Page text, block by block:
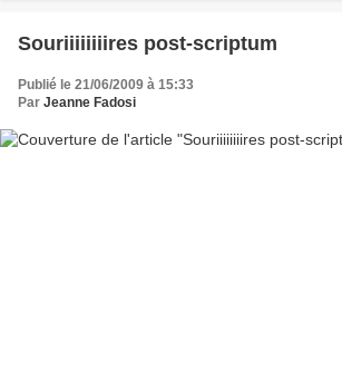
Souriiiiiiiires post-scriptum
Publié le 21/06/2009 à 15:33
Par Jeanne Fadosi